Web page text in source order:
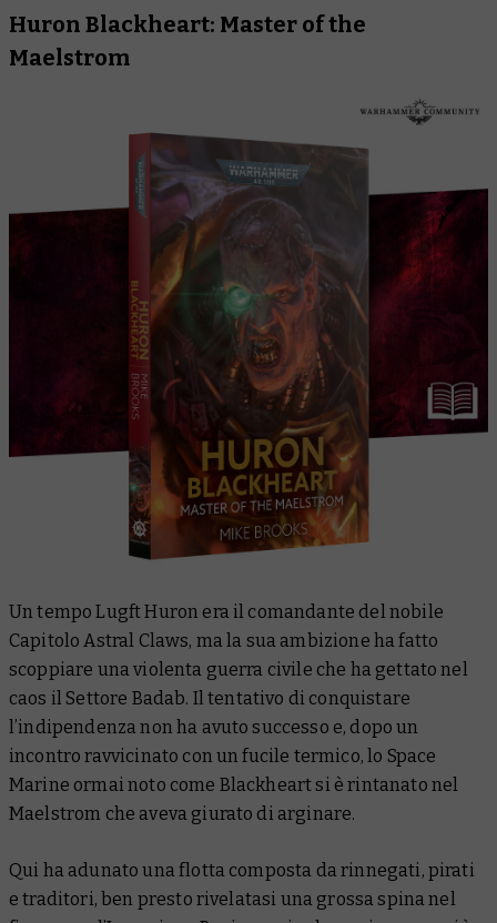
Huron Blackheart: Master of the
Maelstrom
Un tempo Lugft Huron era il comandante del nobile
Capitolo Astral Claws, ma la sua ambizione ha fatto
scoppiare una violenta guerra civile che ha gettato nel
caos il Settore Badab. Il tentativo di conquistare
l’indipendenza non ha avuto successo e, dopo un
incontro ravvicinato con un fucile termico, lo Space
Marine ormai noto come Blackheart si è rintanato nel
Maelstrom che aveva giurato di arginare.
Qui ha adunato una flotta composta da rinnegati, pirati
e traditori, ben presto rivelatasi una grossa spina nel